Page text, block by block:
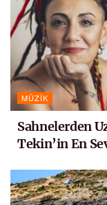
MÜZIK
Sahnelerden
Tekin’in En